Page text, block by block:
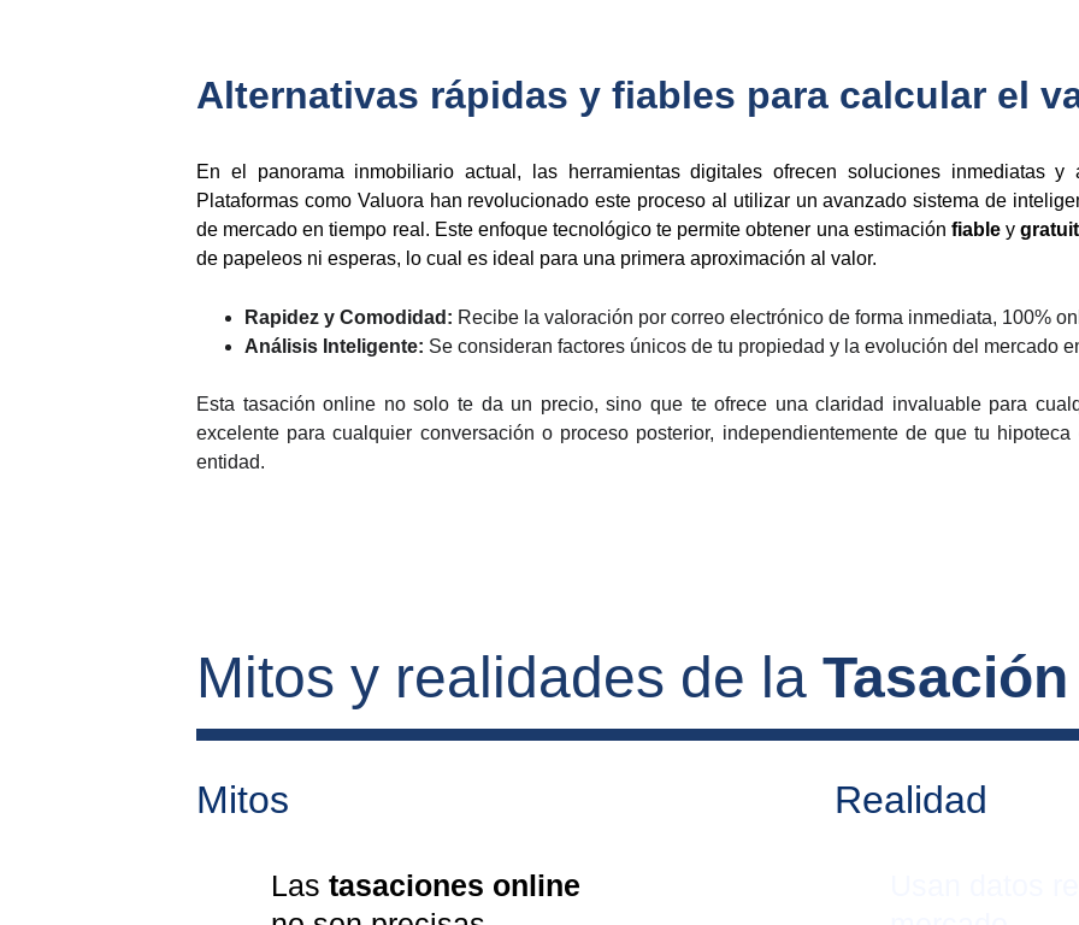
Alternativas rápidas y fiables para calcular el
En el panorama inmobiliario actual, las herramientas digitales ofrecen soluciones inmediatas y
Plataformas como Valuora han revolucionado este proceso al utilizar un avanzado sistema de
de mercado en tiempo real. Este enfoque tecnológico te permite obtener una estimación fiabley
de papeleos ni esperas, lo cual es ideal para una primera aproximación al valor.
Rapidez y Comodidad: Recibe la valoración por correo electrónico de forma inmediata, 100%
Análisis Inteligente: Se consideran factores únicos de tu propiedad y la evolución del mercado
Esta tasación online no solo te da un precio, sino que te ofrece una claridad invaluable para
excelente para cualquier conversación o proceso posterior, independientemente de que tu
entidad.
Mitos y realidades de la
Mitos Realidad
Las tasaciones online